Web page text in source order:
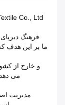
فرهنگ
ما بر این هدف
و خارج از
می
مدیریت